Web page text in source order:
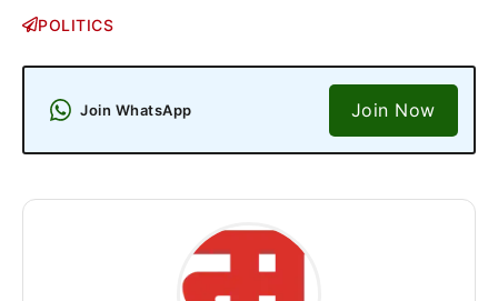
POLITICS
Join WhatsApp Join Now